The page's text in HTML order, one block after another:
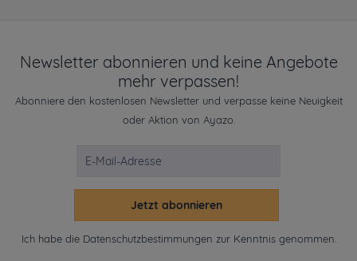
Newsletter abonnieren und keine Angebote
mehr verpassen!
Abonniere den kostenlosen Newsletter und verpasse keine Neuigkeit
oder Aktion von Ayazo.
Jetzt abonnieren
Ich habe die Datenschutzbestimmungen zur Kenntnis genommen.